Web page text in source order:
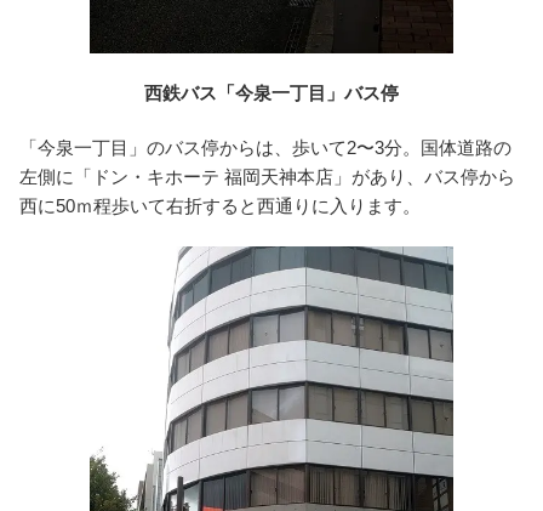
西鉄バス「今泉一丁目」バス停
「今泉一丁目」のバス停からは、歩いて2〜3分。国体道路の
左側に「ドン・キホーテ 福岡天神本店」があり、バス停から
西に50ｍ程歩いて右折すると西通りに入ります。